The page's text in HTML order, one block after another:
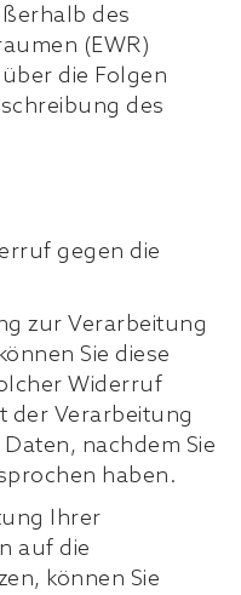
des
(EWR)
die Folgen
des
gegen die
zur Verarbeitung
Sie diese
Widerruf
der Verarbeitung
nachdem Sie
haben.
Ihrer
auf die
können Sie